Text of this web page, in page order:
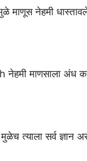
माणूस नेहमी
नेहमी माणसाला अंध
त्याला सर्व ज्ञान